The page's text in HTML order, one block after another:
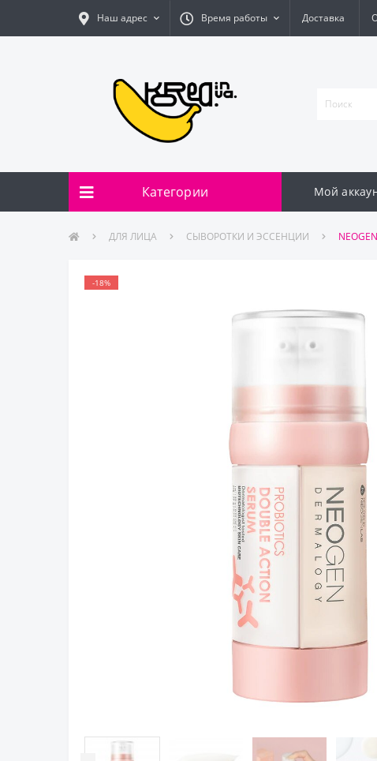
Наш адрес Время работы Доставка
Категории Мой
ДЛЯ ЛИЦА СЫВОРОТКИ И ЭССЕНЦИИ
-18%